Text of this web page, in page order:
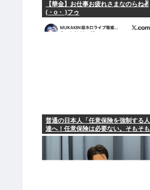
【華金】お仕事お疲れさまなのらね✌
(・o・ )フゥ
普通の日本人「任意保険を強制する人
達へ！任意保険は必要ない。そもそも
事故を起こしません」